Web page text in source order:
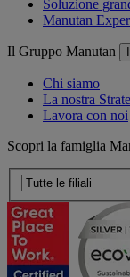
Soluzione
Manutan
Il Gruppo Manutan
Chi siamo
La nostra
Lavora con noi
Scopri la famiglia